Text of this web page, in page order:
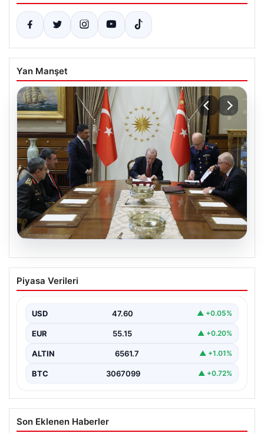
Yan Manşet
Türk Hava Kuvvetleri’nin İlk Kadın
Paşası Özlem Karapınar Oldu
kez kadınlardan oluşan yüksek rütbeli…
Piyasa Verileri
USD 47.60 ▲ +0.05%
EUR 55.15 ▲ +0.20%
ALTIN 6561.7 ▲ +1.01%
BTC 3067099 ▲ +0.72%
Son Eklenen Haberler